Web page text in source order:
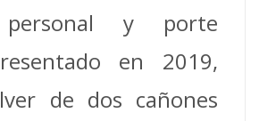
personal y porte
en 2019,
de dos cañones